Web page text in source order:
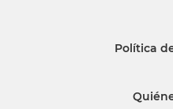
Política